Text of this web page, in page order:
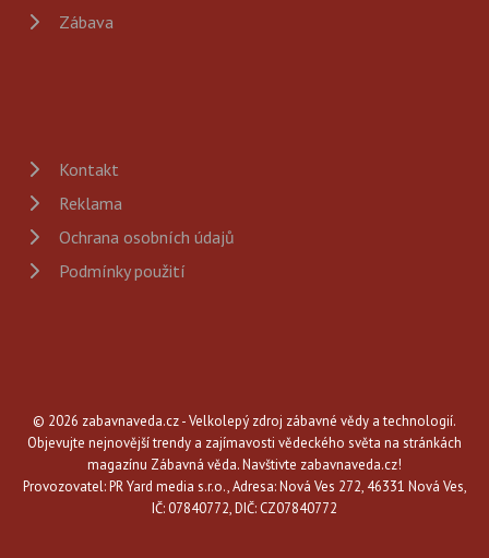
Zábava
Kontakt
Reklama
Ochrana osobních údajů
Podmínky použití
© 2026 zabavnaveda.cz - Velkolepý zdroj zábavné vědy a technologií.
Objevujte nejnovější trendy a zajímavosti vědeckého světa na stránkách
magazínu Zábavná věda. Navštivte zabavnaveda.cz!
Provozovatel: PR Yard media s.r.o., Adresa: Nová Ves 272, 46331 Nová Ves,
IČ: 07840772, DIČ: CZ07840772